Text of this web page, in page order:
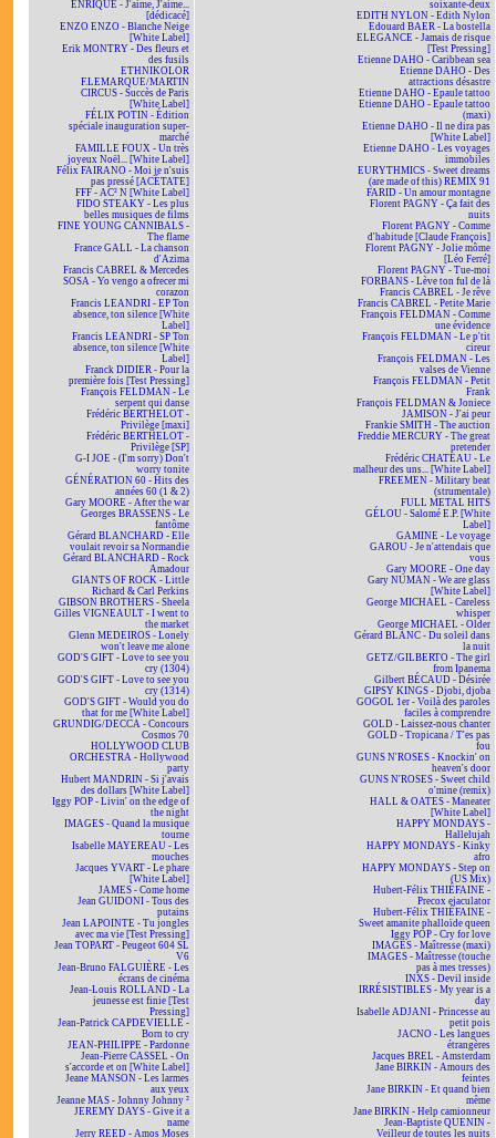
ENRIQUÉ - J'aime, J'aime...
[dédicacé]
ENZO ENZO - Blanche Neige
[White Label]
Erik MONTRY - Des fleurs et
des fusils
ETHNIKOLOR
F.LEMARQUE/MARTIN
CIRCUS - Succès de Paris
[White Label]
FÉLIX POTIN - Édition
spéciale inauguration super-
marché
FAMILLE FOUX - Un très
joyeux Noël... [White Label]
Félix FAIRANO - Moi je n'suis
pas pressé [ACÉTATE]
FFF - AC² N [White Label]
FIDO STEAKY - Les plus
belles musiques de films
FINE YOUNG CANNIBALS -
The flame
France GALL - La chanson
d'Azima
Francis CABREL & Mercedes
SOSA - Yo vengo a ofrecer mi
corazon
Francis LEANDRI - EP Ton
absence, ton silence [White
Label]
Francis LEANDRI - SP Ton
absence, ton silence [White
Label]
Franck DIDIER - Pour la
première fois [Test Pressing]
François FELDMAN - Le
serpent qui danse
Frédéric BERTHELOT -
Privilège [maxi]
Frédéric BERTHELOT -
Privilège [SP]
G-I JOE - (I'm sorry) Don't
worry tonite
GÉNÉRATION 60 - Hits des
années 60 (1 & 2)
Gary MOORE - After the war
Georges BRASSENS - Le
fantôme
Gérard BLANCHARD - Elle
voulait revoir sa Normandie
Gérard BLANCHARD - Rock
Amadour
GIANTS OF ROCK - Little
Richard & Carl Perkins
GIBSON BROTHERS - Sheela
Gilles VIGNEAULT - I went to
the market
Glenn MEDEIROS - Lonely
won't leave me alone
GOD'S GIFT - Love to see you
cry (1304)
GOD'S GIFT - Love to see you
cry (1314)
GOD'S GIFT - Would you do
that for me [White Label]
GRUNDIG/DECCA - Concours
Cosmos 70
HOLLYWOOD CLUB
ORCHESTRA - Hollywood
party
Hubert MANDRIN - Si j'avais
des dollars [White Label]
Iggy POP - Livin' on the edge of
the night
IMAGES - Quand la musique
tourne
Isabelle MAYEREAU - Les
mouches
Jacques YVART - Le phare
[White Label]
JAMES - Come home
Jean GUIDONI - Tous des
putains
Jean LAPOINTE - Tu jongles
avec ma vie [Test Pressing]
Jean TOPART - Peugeot 604 SL
V6
Jean-Bruno FALGUIÈRE - Les
écrans de cinéma
Jean-Louis ROLLAND - La
jeunesse est finie [Test
Pressing]
Jean-Patrick CAPDEVIELLE -
Born to cry
JEAN-PHILIPPE - Pardonne
Jean-Pierre CASSEL - On
s'accorde et on [White Label]
Jeane MANSON - Les larmes
aux yeux
Jeanne MAS - Johnny Johnny ²
JEREMY DAYS - Give it a
name
Jerry REED - Amos Moses
soixante-deux
EDITH NYLON - Edith Nylon
Edouard BAER - La bostella
ELEGANCE - Jamais de risque
[Test Pressing]
Etienne DAHO - Caribbean sea
Etienne DAHO - Des
attractions désastre
Etienne DAHO - Epaule tattoo
Etienne DAHO - Epaule tattoo
(maxi)
Etienne DAHO - Il ne dira pas
[White Label]
Etienne DAHO - Les voyages
immobiles
EURYTHMICS - Sweet dreams
(are made of this) REMIX 91
FARID - Un amour montagne
Florent PAGNY - Ça fait des
nuits
Florent PAGNY - Comme
d'habitude [Claude François]
Florent PAGNY - Jolie môme
[Léo Ferré]
Florent PAGNY - Tue-moi
FORBANS - Lève ton ful de là
Francis CABREL - Je rêve
Francis CABREL - Petite Marie
François FELDMAN - Comme
une évidence
François FELDMAN - Le p'tit
cireur
François FELDMAN - Les
valses de Vienne
François FELDMAN - Petit
Frank
François FELDMAN & Joniece
JAMISON - J'ai peur
Frankie SMITH - The auction
Freddie MERCURY - The great
pretender
Frédéric CHATEAU - Le
malheur des uns... [White Label]
FREEMEN - Military beat
(strumentale)
FULL METAL HITS
GÉLOU - Salomé E.P. [White
Label]
GAMINE - Le voyage
GAROU - Je n'attendais que
vous
Gary MOORE - One day
Gary NUMAN - We are glass
[White Label]
George MICHAEL - Careless
whisper
George MICHAEL - Older
Gérard BLANC - Du soleil dans
la nuit
GETZ/GILBERTO - The girl
from Ipanema
Gilbert BÉCAUD - Désirée
GIPSY KINGS - Djobi, djoba
GOGOL 1er - Voilà des paroles
faciles à comprendre
GOLD - Laissez-nous chanter
GOLD - Tropicana / T'es pas
fou
GUNS N'ROSES - Knockin' on
heaven's door
GUNS N'ROSES - Sweet child
o'mine (remix)
HALL & OATES - Maneater
[White Label]
HAPPY MONDAYS -
Hallelujah
HAPPY MONDAYS - Kinky
afro
HAPPY MONDAYS - Step on
(US Mix)
Hubert-Félix THIÉFAINE -
Precox ejaculator
Hubert-Félix THIÉFAINE -
Sweet amanite phalloïde queen
Iggy POP - Cry for love
IMAGES - Maîtresse (maxi)
IMAGES - Maîtresse (touche
pas à mes tresses)
INXS - Devil inside
IRRÉSISTIBLES - My year is a
day
Isabelle ADJANI - Princesse au
petit pois
JACNO - Les langues
étrangères
Jacques BREL - Amsterdam
Jane BIRKIN - Amours des
feintes
Jane BIRKIN - Et quand bien
même
Jane BIRKIN - Help camionneur
Jean-Baptiste QUENIN -
Veilleur de toutes les nuits